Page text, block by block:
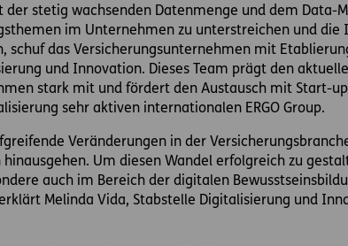
der stetig wachsenden Datenmenge und dem Data-
im Unternehmen zu unterstreichen und
schuf das Versicherungsunternehmen mit
und Innovation. Dieses Team prägt den
stark mit und fördert den Austausch mit Start-
sehr aktiven internationalen ERGO Group.
Veränderungen in der
Um diesen Wandel erfolgreich zu
auch im Bereich der digitalen
Melinda Vida, Stabstelle Digitalisierung und